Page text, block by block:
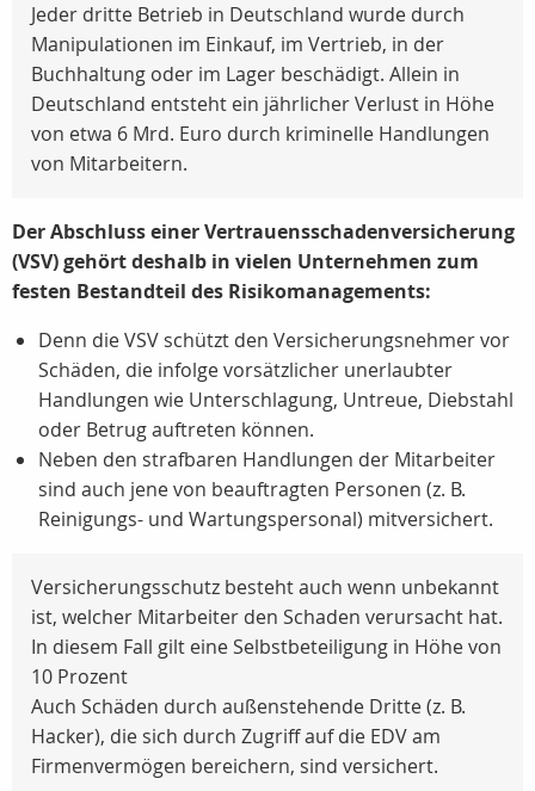
Jeder dritte Betrieb in Deutschland wurde durch
Manipulationen im Einkauf, im Vertrieb, in der
Buchhaltung oder im Lager beschädigt. Allein in
Deutschland entsteht ein jährlicher Verlust in Höhe
von etwa 6 Mrd. Euro durch kriminelle Handlungen
von Mitarbeitern.
Der Abschluss einer Vertrauensschadenversicherung
(VSV) gehört deshalb in vielen Unternehmen zum
festen Bestandteil des Risikomanagements:
Denn die VSV schützt den Versicherungsnehmer vor
Schäden, die infolge vorsätzlicher unerlaubter
Handlungen wie Unterschlagung, Untreue, Diebstahl
oder Betrug auftreten können.
Neben den strafbaren Handlungen der Mitarbeiter
sind auch jene von beauftragten Personen (z. B.
Reinigungs- und Wartungspersonal) mitversichert.
Versicherungsschutz besteht auch wenn unbekannt
ist, welcher Mitarbeiter den Schaden verursacht hat.
In diesem Fall gilt eine Selbstbeteiligung in Höhe von
10 Prozent
Auch Schäden durch außenstehende Dritte (z. B.
Hacker), die sich durch Zugriff auf die EDV am
Firmenvermögen bereichern, sind versichert.